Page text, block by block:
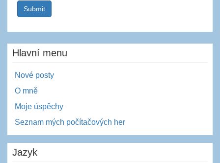
Hlavní menu
Nové posty
O mně
Moje úspěchy
Seznam mých počítačových her
Jazyk